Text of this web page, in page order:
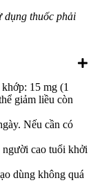
dụng thuốc phải
15 mg (1
giảm liều còn
Nếu cần có
người cao tuổi khởi
dùng không quá